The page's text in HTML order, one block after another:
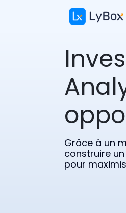
Grâce à un
construire
pour